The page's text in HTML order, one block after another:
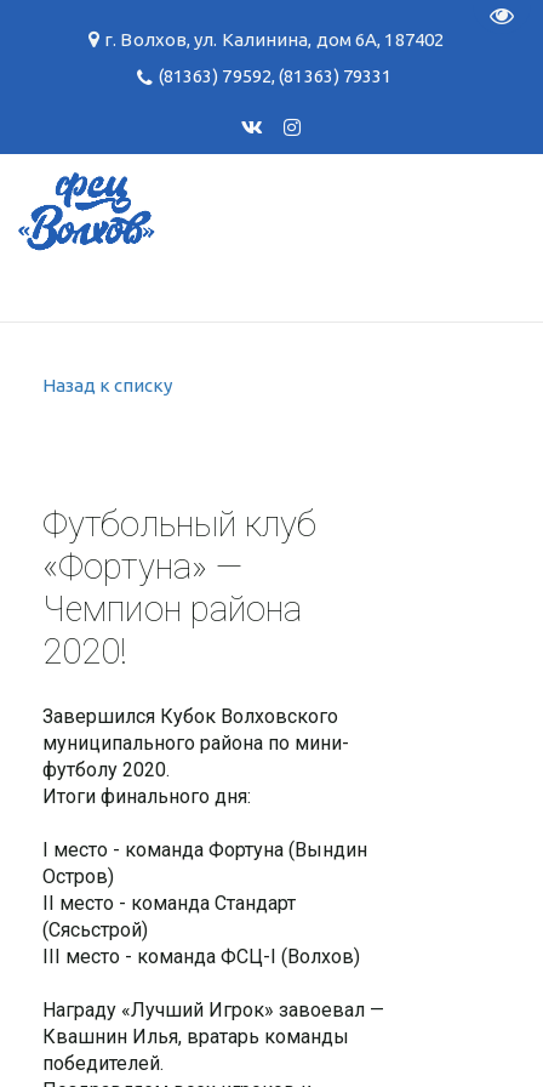
г. Волхов,ул. Калинина, дом 6А, 187402
(81363) 79592,(81363) 79331
Назад к списку
Футбольный клуб
«Фортуна» —
Чемпион района
2020!
Завершился Кубок Волховского
муниципального района по мини-
футболу 2020.
Итоги финального дня:
I место - команда Фортуна (Вындин
Остров)
II место - команда Стандарт
(Сясьстрой)
III место - команда ФСЦ-I (Волхов)
Награду «Лучший Игрок» завоевал —
Квашнин Илья, вратарь команды
победителей.